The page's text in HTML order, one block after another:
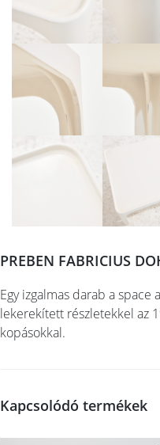
PREBEN FABRICIUS
Egy izgalmas darab a
lekerekített részletekkel az
kopásokkal.
Kapcsolódó termékek